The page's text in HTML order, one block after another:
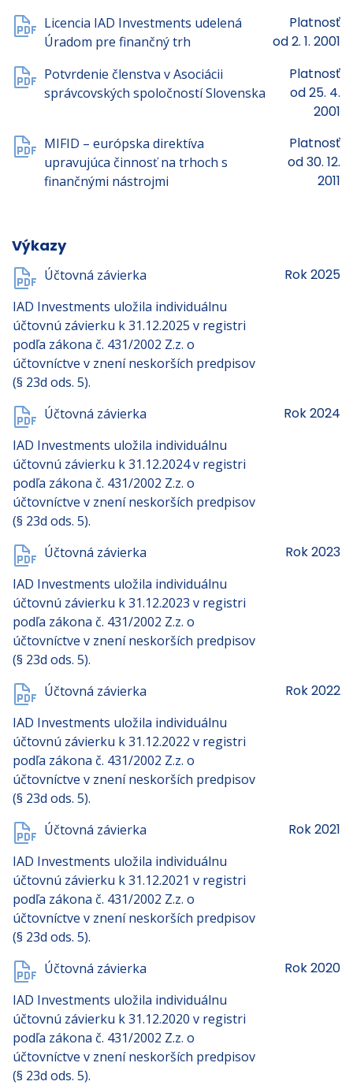
Licencia IAD Investments udelená
Úradom pre finančný trh
Platnosť
od 2. 1. 2001
Potvrdenie členstva v Asociácii
správcovských spoločností Slovenska
Platnosť
od 25. 4.
2001
MIFID – európska direktíva
upravujúca činnosť na trhoch s
finančnými nástrojmi
Platnosť
od 30. 12.
2011
Výkazy
Účtovná závierka
IAD Investments uložila individuálnu
účtovnú závierku k 31.12.2025 v registri
podľa zákona č. 431/2002 Z.z. o
účtovníctve v znení neskorších predpisov
(§ 23d ods. 5).
Rok 2025
Účtovná závierka
IAD Investments uložila individuálnu
účtovnú závierku k 31.12.2024 v registri
podľa zákona č. 431/2002 Z.z. o
účtovníctve v znení neskorších predpisov
(§ 23d ods. 5).
Rok 2024
Účtovná závierka
IAD Investments uložila individuálnu
účtovnú závierku k 31.12.2023 v registri
podľa zákona č. 431/2002 Z.z. o
účtovníctve v znení neskorších predpisov
(§ 23d ods. 5).
Rok 2023
Účtovná závierka
IAD Investments uložila individuálnu
účtovnú závierku k 31.12.2022 v registri
podľa zákona č. 431/2002 Z.z. o
účtovníctve v znení neskorších predpisov
(§ 23d ods. 5).
Rok 2022
Účtovná závierka
IAD Investments uložila individuálnu
účtovnú závierku k 31.12.2021 v registri
podľa zákona č. 431/2002 Z.z. o
účtovníctve v znení neskorších predpisov
(§ 23d ods. 5).
Rok 2021
Účtovná závierka
IAD Investments uložila individuálnu
účtovnú závierku k 31.12.2020 v registri
podľa zákona č. 431/2002 Z.z. o
účtovníctve v znení neskorších predpisov
(§ 23d ods. 5).
Rok 2020